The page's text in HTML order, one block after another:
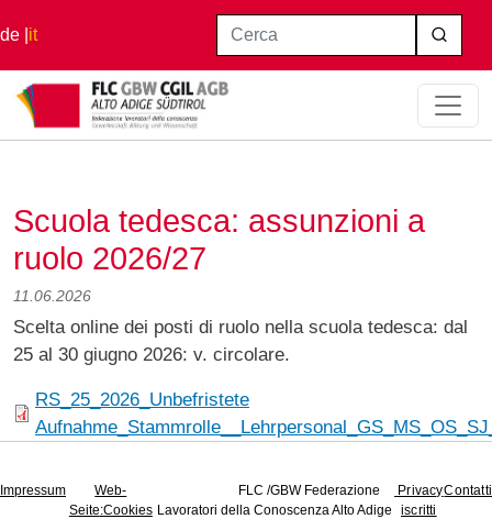
Salta al contenuto principale
de it Cerca
Home Scuola Tedesca: Assunzioni A Ruolo 2026/27
Scuola tedesca: assunzioni a
ruolo 2026/27
11.06.2026
Scelta online dei posti di ruolo nella scuola tedesca: dal
25 al 30 giugno 2026: v. circolare.
RS_25_2026_Unbefristete
Impressum
Web-
Seite:Cookies
FLC /GBW Federazione
Lavoratori della Conoscenza Alto Adige
Privacy
iscritti
Contatti